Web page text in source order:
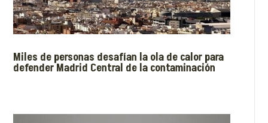
Miles de personas desafían la ola de calor para
defender Madrid Central de la contaminación